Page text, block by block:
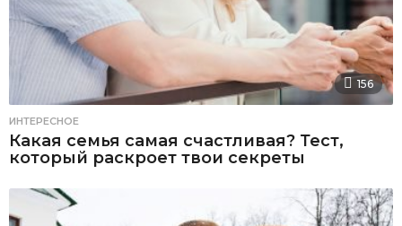
156
ИНТЕРЕСНОЕ
Какая семья самая счастливая? Тест,
который раскроет твои секреты